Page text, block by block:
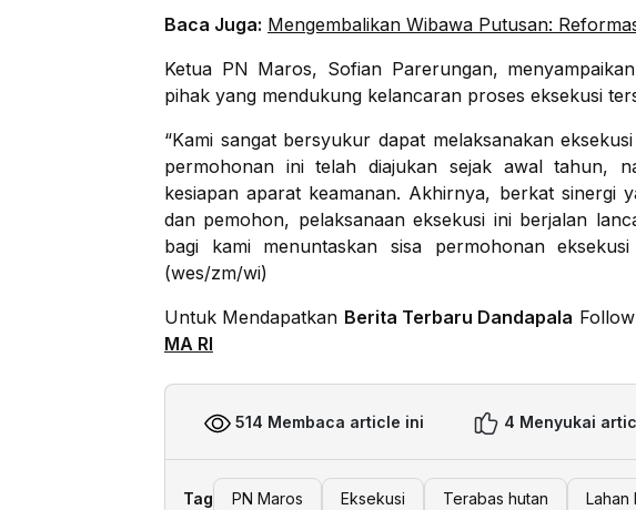
Baca Juga: Mengembalikan Wibawa Putusan:
Ketua PN Maros, Sofian Parerungan,
pihak yang mendukung kelancaran proses eksekusi
“Kami sangat bersyukur dapat melaksanakan
permohonan ini telah diajukan sejak awal tahun,
kesiapan aparat keamanan. Akhirnya, berkat sinergi
dan pemohon, pelaksanaan eksekusi ini berjalan
bagi kami menuntaskan sisa permohonan
(wes/zm/wi)
Untuk Mendapatkan Berita Terbaru Dandapala
MA RI
514 Membaca article ini 4 Menyukai
Tag PN Maros Eksekusi Terabas hutan Lahan